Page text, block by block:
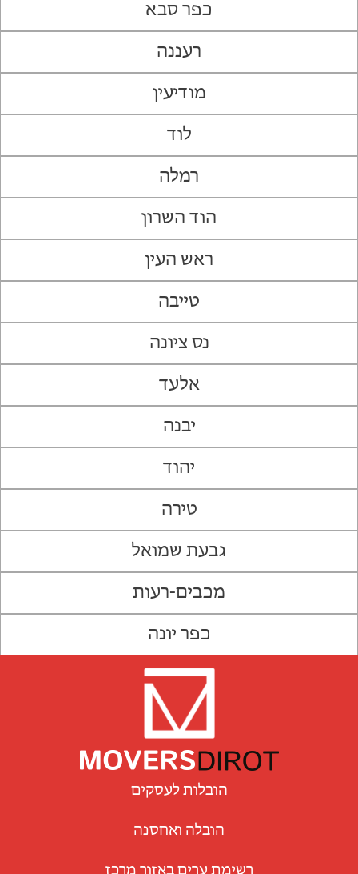
כפר סבא
רעננה
מודיעין
לוד
רמלה
הוד השרון
ראש העין
טייבה
נס ציונה
אלעד
יבנה
יהוד
טירה
גבעת שמואל
מכבים-רעות
כפר יונה
הובלות לעסקים
הובלה ואחסנה